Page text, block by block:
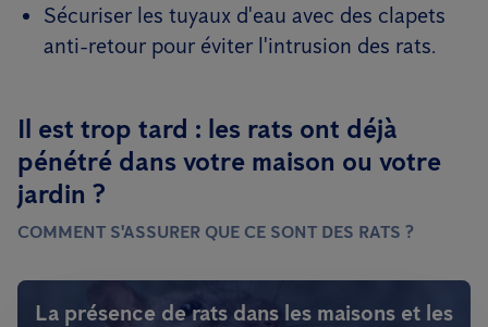
Sécuriser les tuyaux d'eau avec des clapets
anti-retour pour éviter l'intrusion des rats.
Il est trop tard : les rats ont déjà
pénétré dans votre maison ou votre
jardin ?
COMMENT S'ASSURER QUE CE SONT DES RATS ?
La présence de rats dans les maisons et les